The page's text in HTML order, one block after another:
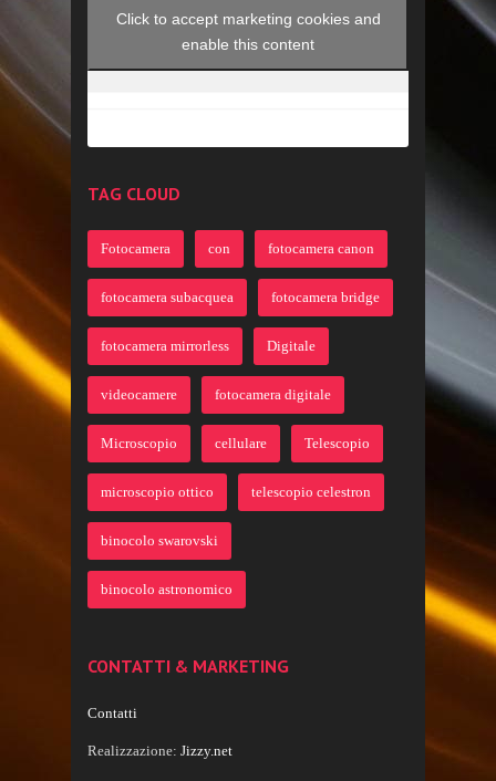
Click to accept marketing cookies and
enable this content
TAG CLOUD
Fotocamera con fotocamera canon
fotocamera subacquea fotocamera bridge
fotocamera mirrorless Digitale
videocamere fotocamera digitale
Microscopio cellulare Telescopio
microscopio ottico telescopio celestron
binocolo swarovski
binocolo astronomico
CONTATTI & MARKETING
Contatti
Realizzazione: Jizzy.net